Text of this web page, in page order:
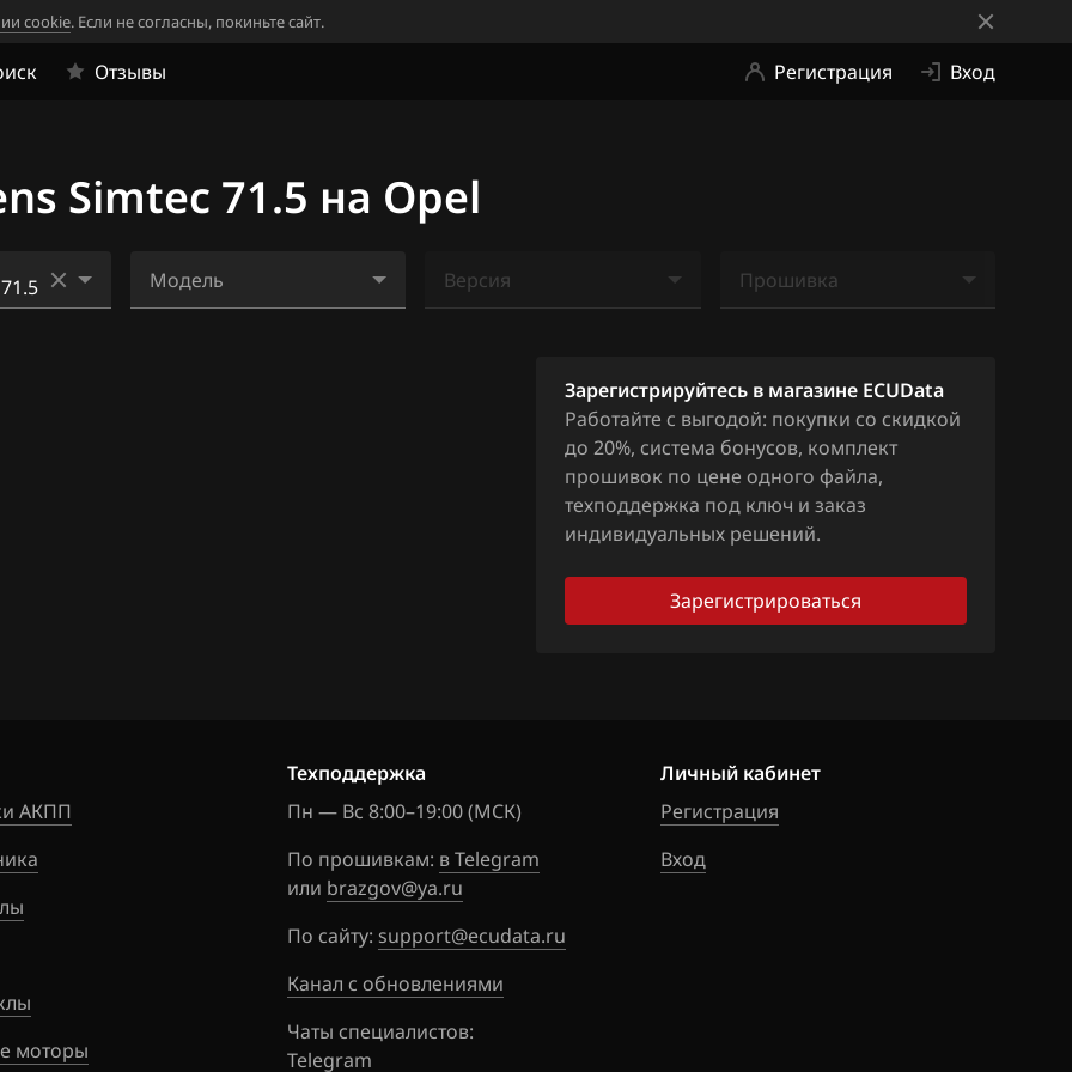
cookie. Если не согласны, покиньте сайт.
Отзывы Регистрация Вход
Simtec 71.5 на Opel
Модель
Версия
Прошивка
Зарегистрируйтесь в магазине ECUData
Работайте с выгодой: покупки со скидкой
до 20%, система бонусов, комплект
прошивок по цене одного файла,
техподдержка под ключ и заказ
индивидуальных решений.
Зарегистрироваться
АКПП
моторы
Техподдержка
Пн — Вс 8:00–19:00 (МСК)
По прошивкам: в Telegram
или brazgov@ya.ru
По сайту: support@ecudata.ru
Канал с обновлениями
Чаты специалистов:
Telegram
Личный кабинет
Регистрация
Вход